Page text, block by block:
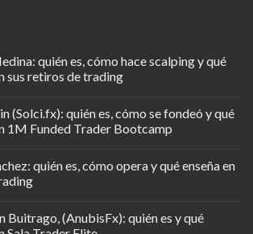
quién es, cómo hace scalping y qué
sus retiros de trading
(Solci.fx): quién es, cómo se fondeó y qué
1M Funded Trader Bootcamp
quién es, cómo opera y qué enseña en
Buitrago, (AnubisFx): quién es y qué